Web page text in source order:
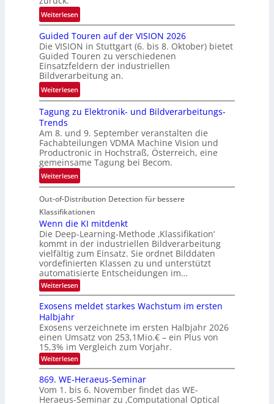
r
e
z
t
e
M
ö
g
l
c
h
k
e
i
n
Weiterlesen:
R
ü
c
k
k
e
h
d
e
r
i
n
V
I
S
I
O
N
T
e
c
h
T
a
k
s
Guided Touren auf der VISION 2026
Die VISION in Stuttgart (6. bis 8. Oktober) bietet
Guided Touren zu verschiedenen
Einsatzfeldern der industriellen
Bildverarbeitung an.
Weiterlesen:
G
u
d
e
d
T
o
e
n
a
u
f
d
e
r
V
S
I
O
N
2
0
Tagung zu Elektronik- und Bildverarbeitungs-
Trends
Am 8. und 9. September veranstalten die
Fachabteilungen VDMA Machine Vision und
Productronic in Hochstraß, Österreich, eine
gemeinsame Tagung bei Becom.
Weiterlesen:
T
a
g
u
n
g
z
u
E
l
e
t
r
o
n
k
-
Out-of-Distribution Detection für bessere
Klassifikationen
Wenn die KI mitdenkt
Die Deep-Learning-Methode ‚Klassifikation‘
kommt in der industriellen Bildverarbeitung
vielfältig zum Einsatz. Sie ordnet Bilddaten
vordefinierten Klassen zu und unterstützt
automatisierte Entscheidungen im…
Weiterlesen:
W
n
d
i
e
K
I
m
i
t
d
Exosens meldet starkes Wachstum im ersten
Halbjahr
Exosens verzeichnete im ersten Halbjahr 2026
einen Umsatz von 253,1Mio.€ – ein Plus von
15,3% im Vergleich zum Vorjahr.
Weiterlesen:
E
x
o
s
e
869. WE-Heraeus-Seminar
Vom 1. bis 6. November findet das WE-
Heraeus-Seminar zu ‚Computational Optical